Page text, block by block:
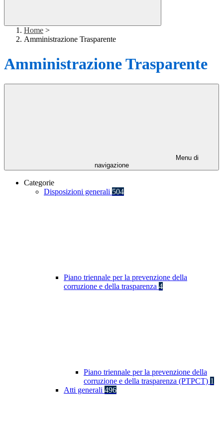
Home >
Amministrazione Trasparente
Amministrazione Trasparente
Menu di
navigazione
Categorie
Disposizioni generali 504
Piano triennale per la prevenzione della
corruzione e della trasparenza 4
Piano triennale per la prevenzione della
corruzione e della trasparenza (PTPCT) 1
Atti generali 496